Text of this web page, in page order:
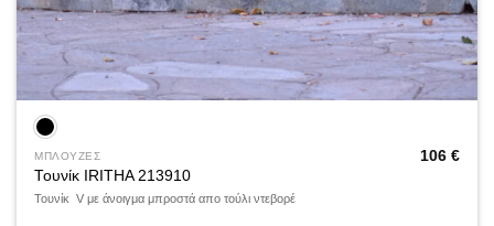
ΜΠΛΟΥΖΕΣ
Τουνίκ IRITHA 213910
106 €
Τουνίκ V με άνοιγμα μπροστά απο τούλι ντεβορέ